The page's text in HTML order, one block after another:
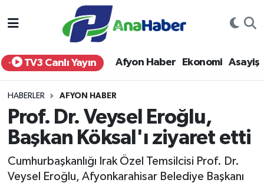
TV3 Canlı Yayın Afyon Haber Ekonomi Asayiş
HABERLER AFYON HABER
Prof. Dr. Veysel Eroğlu,
Başkan Köksal'ı ziyaret etti
Cumhurbaşkanlığı Irak Özel Temsilcisi Prof. Dr.
Veysel Eroğlu, Afyonkarahisar Belediye Başkanı
Yurt Haber
Afyon Haber
Siyaset
Spor
Afyonkarahisar Nöbetçi Eczaneler
Afyonkarahisar Hava Durumu
Afyonkarahisar Trafik Yoğunluk Haritası
Süper Lig Puan Durumu ve Fikstür